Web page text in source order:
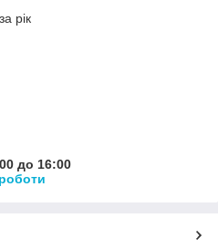
рік
до 16:00